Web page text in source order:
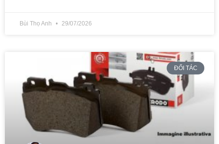
Bùi Thọ Anh 29/07/2026
ĐỐI TÁC